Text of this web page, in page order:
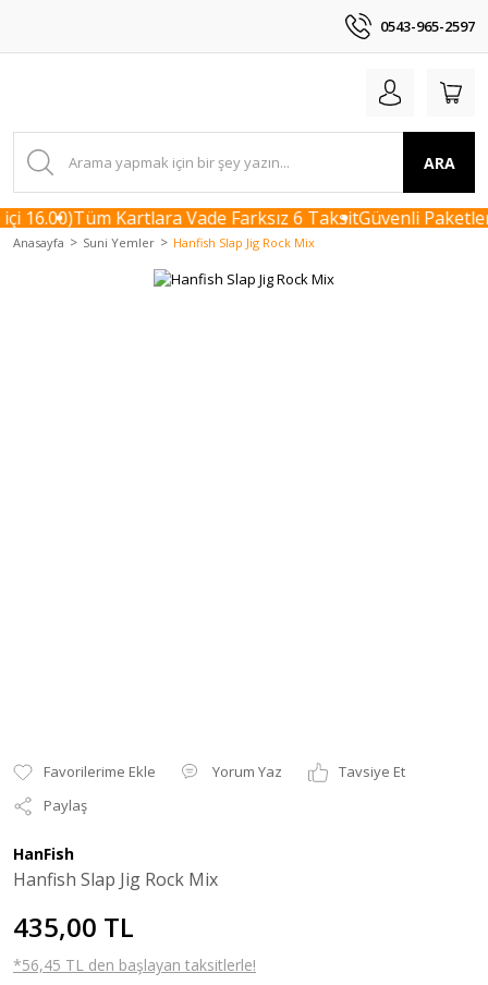
0543-965-2597
ARA
16.00)Tüm Kartlara Vade Farksız 6 TaksitGüvenli
Anasayfa Suni Yemler Hanfish Slap Jig Rock Mix
Yorum Yaz
Tavsiye Et
Paylaş
HanFish
Hanfish Slap Jig Rock Mix
435,00 TL
*56,45 TL den başlayan taksitlerle!